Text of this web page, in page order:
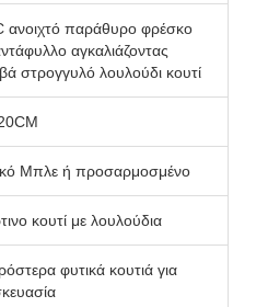
ανοιχτό παράθυρο φρέσκο
αγκαλιάζοντας
στρογγυλό λουλούδι κουτί
Μπλε ή προσαρμοσμένο
κουτί με λουλούδια
φυτικά κουτιά για